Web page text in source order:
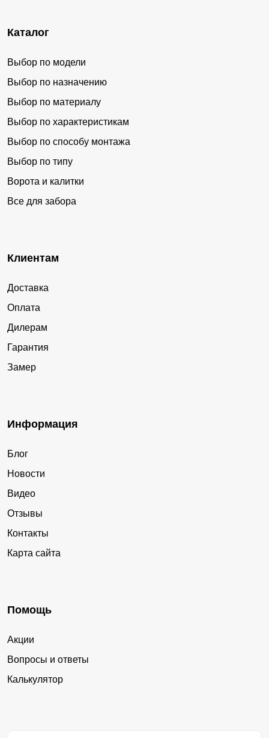
Каталог
Выбор по модели
Выбор по назначению
Выбор по материалу
Выбор по характеристикам
Выбор по способу монтажа
Выбор по типу
Ворота и калитки
Все для забора
Клиентам
Доставка
Оплата
Дилерам
Гарантия
Замер
Информация
Блог
Новости
Видео
Отзывы
Контакты
Карта сайта
Помощь
Акции
Вопросы и ответы
Калькулятор